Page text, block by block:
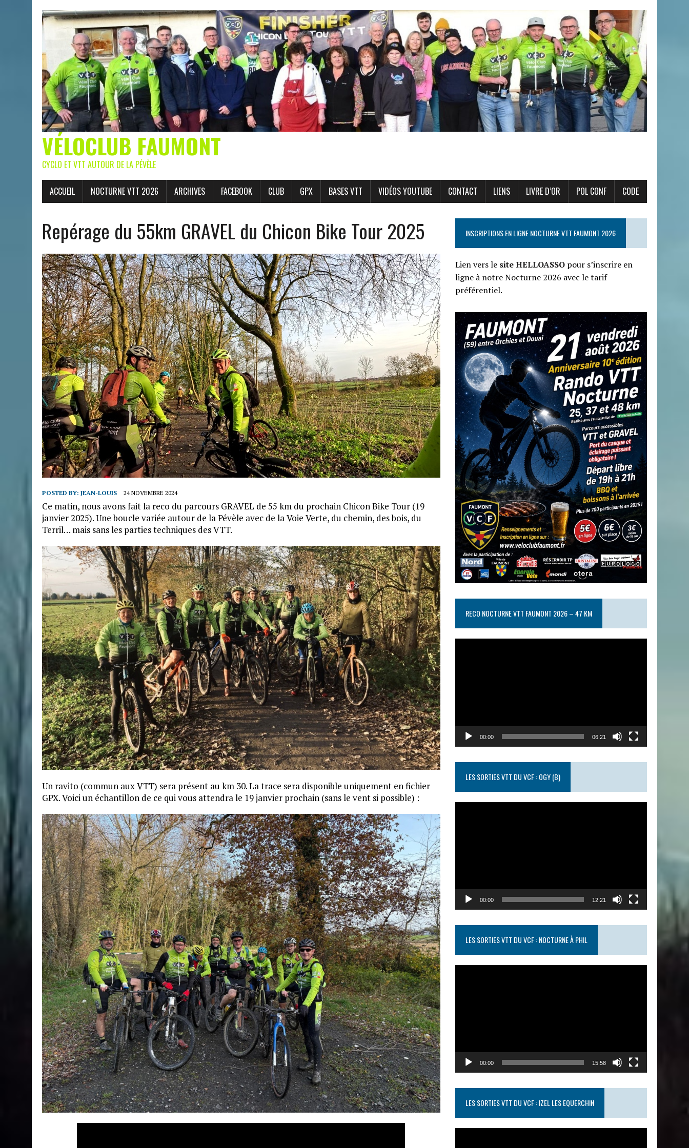
VÉLOCLUB FAUMONT
CYCLO ET VTT AUTOUR DE LA PÉVÈLE
ACCUEIL NOCTURNE VTT 2026 ARCHIVES FACEBOOK CLUB GPX BASES VTT VIDÉOS YOUTUBE CONTACT LIENS LIVRE D’OR POL CONF CODE
Repérage du 55km GRAVEL du Chicon Bike Tour 2025
POSTED BY: JEAN-LOUIS 24 NOVEMBRE 2024
Ce matin, nous avons fait la reco du parcours GRAVEL de 55 km du prochain Chicon Bike Tour (19
janvier 2025). Une boucle variée autour de la Pévèle avec de la Voie Verte, du chemin, des bois, du
Terril… mais sans les parties techniques des VTT.
Un ravito (commun aux VTT) sera présent au km 30. La trace sera disponible uniquement en fichier
GPX. Voici un échantillon de ce qui vous attendra le 19 janvier prochain (sans le vent si possible) :
INSCRIPTIONS EN LIGNE NOCTURNE VTT FAUMONT 2026
Lien vers le site HELLOASSO pour s’inscrire en
ligne à notre Nocturne 2026 avec le tarif
préférentiel.
RECO NOCTURNE VTT FAUMONT 2026 – 47 KM
00:00 06:21
LES SORTIES VTT DU VCF : OGY (B)
00:00 12:21
LES SORTIES VTT DU VCF : NOCTURNE À PHIL
00:00 15:58
LES SORTIES VTT DU VCF : IZEL LES EQUERCHIN